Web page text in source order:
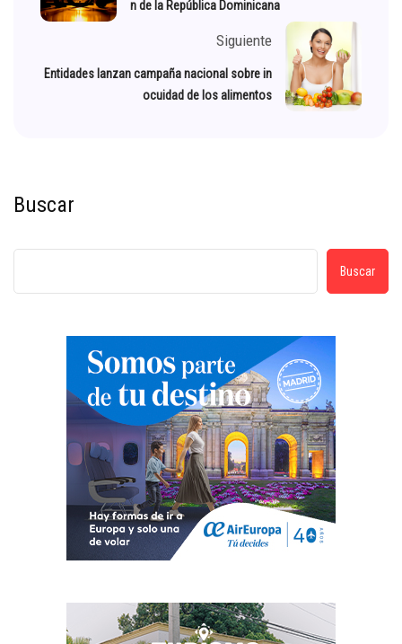
n de la República Dominicana
Siguiente
Entidades lanzan campaña nacional sobre in
ocuidad de los alimentos
Buscar
Buscar